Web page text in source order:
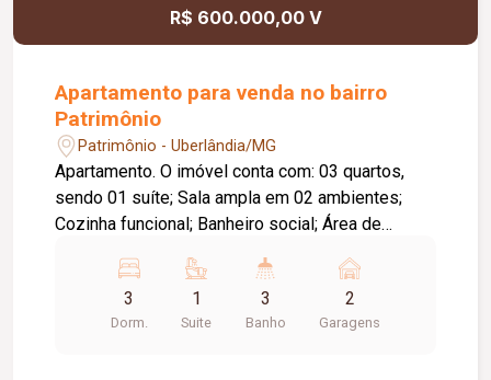
R$ 600.000,00 V
Apartamento para venda no bairro
Patrimônio
Patrimônio - Uberlândia/MG
Apartamento. O imóvel conta com: 03 quartos,
sendo 01 suíte; Sala ampla em 02 ambientes;
Cozinha funcional; Banheiro social; Área de
oferece: Segurança; Excelente infraestrutura;
Diferenciais: Localização privilegiada, próxima a
supermercados, escolas, farmácias, restaurantes
3
Dorm.
1
Suite
3
Banho
2
Garagens